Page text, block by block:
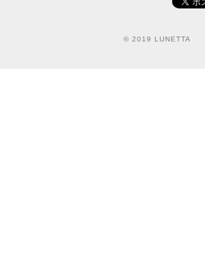
© 2019 LUNETTA